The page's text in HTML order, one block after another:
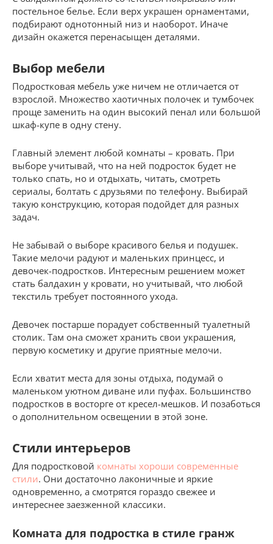
постельное белье. Если верх украшен орнаментами,
подбирают однотонный низ и наоборот. Иначе
дизайн окажется перенасыщен деталями.
Выбор мебели
Подростковая мебель уже ничем не отличается от
взрослой. Множество хаотичных полочек и тумбочек
проще заменить на один высокий пенал или большой
шкаф-купе в одну стену.
Главный элемент любой комнаты – кровать. При
выборе учитывай, что на ней подросток будет не
только спать, но и отдыхать, читать, смотреть
сериалы, болтать с друзьями по телефону. Выбирай
такую конструкцию, которая подойдет для разных
задач.
Не забывай о выборе красивого белья и подушек.
Такие мелочи радуют и маленьких принцесс, и
девочек-подростков. Интересным решением может
стать балдахин у кровати, но учитывай, что любой
текстиль требует постоянного ухода.
Девочек постарше порадует собственный туалетный
столик. Там она сможет хранить свои украшения,
первую косметику и другие приятные мелочи.
Если хватит места для зоны отдыха, подумай о
маленьком уютном диване или пуфах. Большинство
подростков в восторге от кресел-мешков. И позаботься
о дополнительном освещении в этой зоне.
Стили интерьеров
Для подростковой комнаты хороши современные
стили. Они достаточно лаконичные и яркие
одновременно, а смотрятся гораздо свежее и
интереснее заезженной классики.
Комната для подростка в стиле гранж